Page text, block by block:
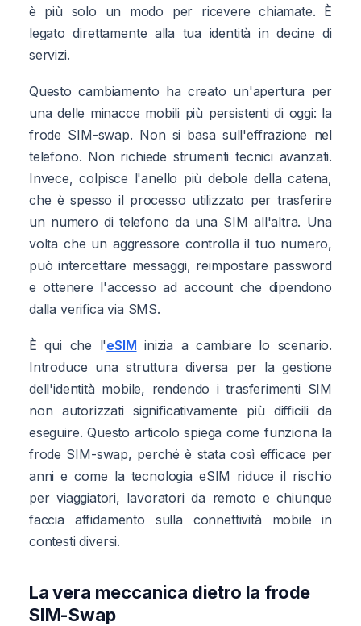
è più solo un modo per ricevere chiamate. È
legato direttamente alla tua identità in decine di
servizi.
Questo cambiamento ha creato un'apertura per
una delle minacce mobili più persistenti di oggi: la
frode SIM-swap. Non si basa sull'effrazione nel
telefono. Non richiede strumenti tecnici avanzati.
Invece, colpisce l'anello più debole della catena,
che è spesso il processo utilizzato per trasferire
un numero di telefono da una SIM all'altra. Una
volta che un aggressore controlla il tuo numero,
può intercettare messaggi, reimpostare password
e ottenere l'accesso ad account che dipendono
dalla verifica via SMS.
È qui che l'eSIM inizia a cambiare lo scenario.
Introduce una struttura diversa per la gestione
dell'identità mobile, rendendo i trasferimenti SIM
non autorizzati significativamente più difficili da
eseguire. Questo articolo spiega come funziona la
frode SIM-swap, perché è stata così efficace per
anni e come la tecnologia eSIM riduce il rischio
per viaggiatori, lavoratori da remoto e chiunque
faccia affidamento sulla connettività mobile in
contesti diversi.
La vera meccanica dietro la frode
SIM-Swap